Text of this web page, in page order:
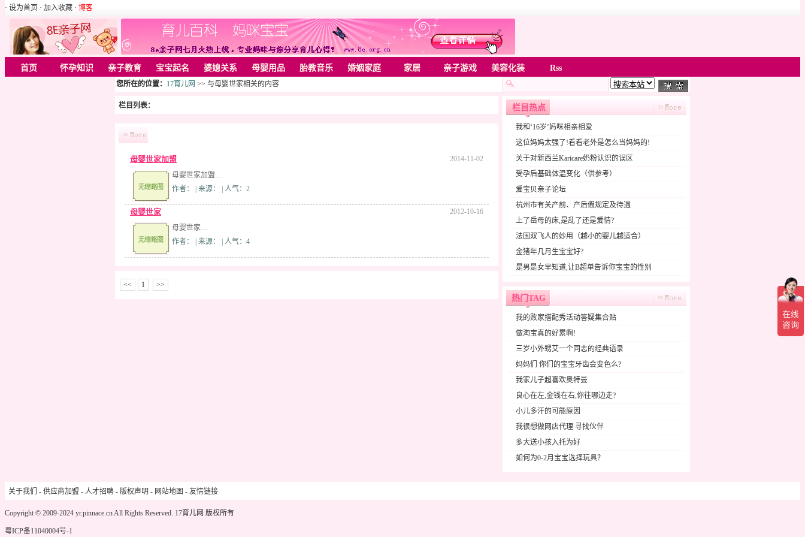
· 设为首页 · 加入收藏 · 博客
首页 怀孕知识 亲子教育 宝宝起名 婆媳关系 母婴用品 胎教音乐 婚姻家庭 家居 亲子游戏 美容化装 Rss
您所在的位置： 17育儿网 >> 与母婴世家相关的内容
栏目列表：
2014-11-02
母婴世家加盟
母婴世家加盟…
作者： | 来源： | 人气：2
2012-10-16
母婴世家
母婴世家…
作者： | 来源： | 人气：4
<< 1 >>
栏目热点
我和‘16岁’妈咪相亲相爱
这位妈妈太强了!看看老外是怎么当妈妈的!
关于对新西兰Karicare奶粉认识的误区
受孕后基础体温变化（供参考）
爱宝贝亲子论坛
杭州市有关产前、产后假规定及待遇
上了岳母的床,是乱了还是爱情?
法国双飞人的妙用（越小的婴儿越适合）
金猪年几月生宝宝好?
是男是女早知道,让B超单告诉你宝宝的性别
热门TAG
我的败家搭配秀活动答疑集合贴
做淘宝真的好累啊!
三岁小外甥艾一个同志的经典语录
妈妈们 你们的宝宝牙齿会变色么?
我家儿子超喜欢奥特曼
良心在左,金钱在右,你往哪边走?
小儿多汗的可能原因
我很想做网店代理 寻找伙伴
多大送小孩入托为好
如何为0-2月宝宝选择玩具？
关于我们 - 供应商加盟 - 人才招聘 - 版权声明 - 网站地图 - 友情链接
Copyright © 2009-2024 yr.pinnace.cn All Rights Reserved. 17育儿网 版权所有
粤ICP备11040004号-1